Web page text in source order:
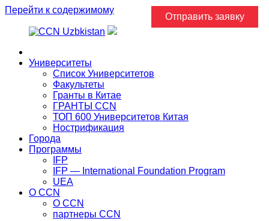
Перейти к содержимому
Университеты
Список Университетов
Факультеты
Гранты в Китае
ГРАНТЫ ССN
ТОП 600 Университетов Китая
Нострификация
Города
Программы
IFP
IFP — International Foundation Program
UEA
О CCN
О CCN
партнеры ССN
Отправить заявку